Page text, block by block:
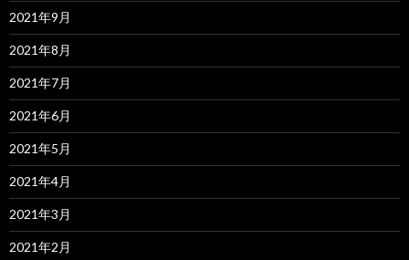
2021年9月
2021年8月
2021年7月
2021年6月
2021年5月
2021年4月
2021年3月
2021年2月